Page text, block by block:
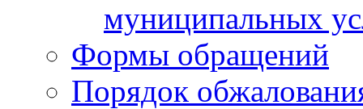
муниципальных
Формы обращений
Порядок